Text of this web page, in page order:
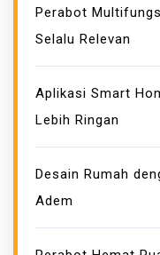
Perabot
Selalu Relevan
Aplikasi Smart
Lebih Ringan
Desain Rumah
Adem